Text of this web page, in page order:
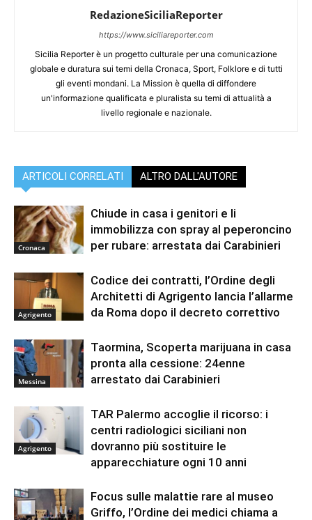
RedazioneSiciliaReporter
https://www.siciliareporter.com
Sicilia Reporter è un progetto culturale per una comunicazione
globale e duratura sui temi della Cronaca, Sport, Folklore e di tutti
gli eventi mondani. La Mission è quella di diffondere
un'informazione qualificata e pluralista su temi di attualità a
livello regionale e nazionale.
ARTICOLI CORRELATI ALTRO DALL'AUTORE
Cronaca
Chiude in casa i genitori e li
immobilizza con spray al peperoncino
per rubare: arrestata dai Carabinieri
Agrigento
Codice dei contratti, l’Ordine degli
Architetti di Agrigento lancia l’allarme
da Roma dopo il decreto correttivo
Messina
Taormina, Scoperta marijuana in casa
pronta alla cessione: 24enne
arrestato dai Carabinieri
Agrigento
TAR Palermo accoglie il ricorso: i
centri radiologici siciliani non
dovranno più sostituire le
apparecchiature ogni 10 anni
Focus sulle malattie rare al museo
Griffo, l’Ordine dei medici chiama a